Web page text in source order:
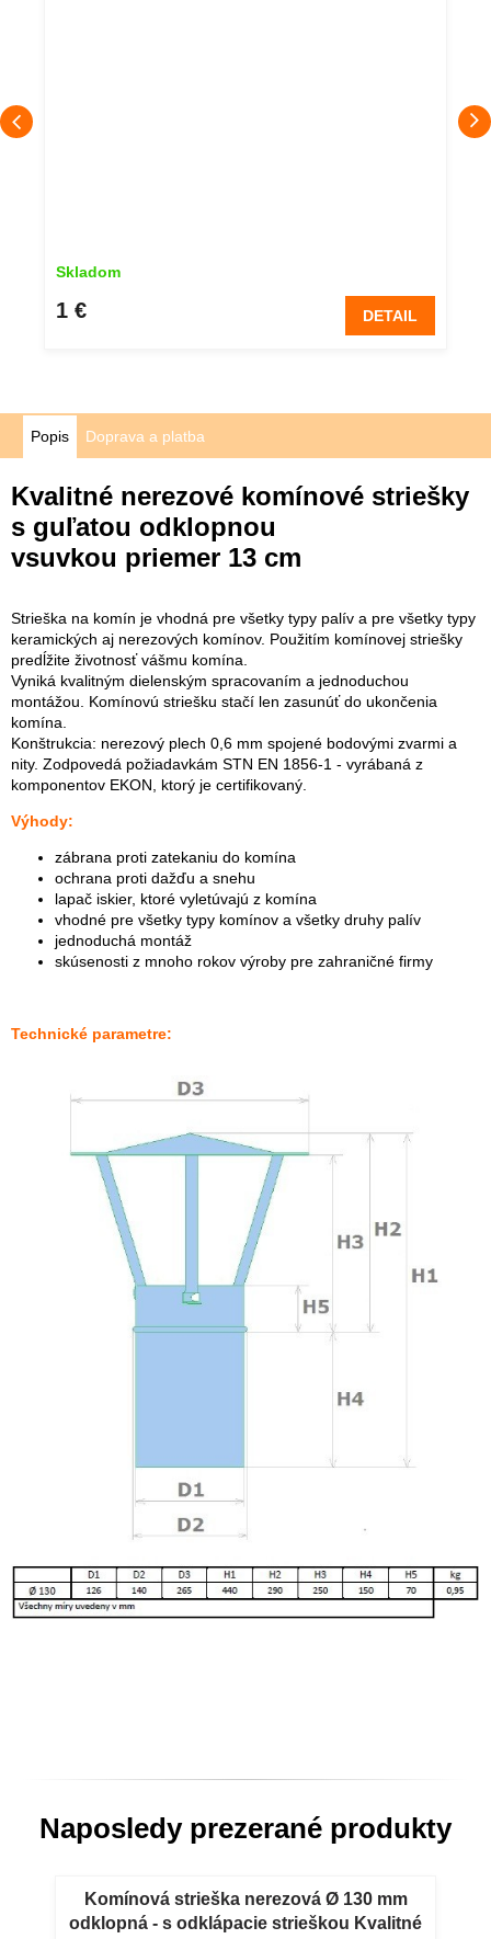
Skladom
1 € DETAIL
Popis Doprava a platba
Kvalitné nerezové komínové striešky
s guľatou odklopnou
vsuvkou priemer 13 cm
Strieška na komín je vhodná pre všetky typy palív a pre všetky typy
keramických aj nerezových komínov. Použitím komínovej striešky
predĺžite životnosť vášmu komína.
Vyniká kvalitným dielenským spracovaním a jednoduchou
montážou. Komínovú striešku stačí len zasunúť do ukončenia
komína.
Konštrukcia: nerezový plech 0,6 mm spojené bodovými zvarmi a
nity. Zodpovedá požiadavkám STN EN 1856-1 - vyrábaná z
komponentov EKON, ktorý je certifikovaný.
Výhody:
zábrana proti zatekaniu do komína
ochrana proti dažďu a snehu
lapač iskier, ktoré vyletúvajú z komína
vhodné pre všetky typy komínov a všetky druhy palív
jednoduchá montáž
skúsenosti z mnoho rokov výroby pre zahraničné firmy
Technické parametre:
Naposledy prezerané produkty
Komínová strieška nerezová Ø 130 mm
odklopná - s odklápacie strieškou Kvalitné